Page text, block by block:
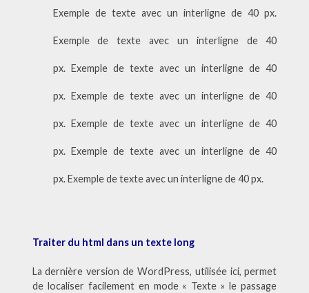
Exemple de texte avec un interligne de 40 px.
Exemple de texte avec un interligne de 40
px. Exemple de texte avec un interligne de 40
px. Exemple de texte avec un interligne de 40
px. Exemple de texte avec un interligne de 40
px. Exemple de texte avec un interligne de 40
px. Exemple de texte avec un interligne de 40 px.
Traiter du html dans un texte long
La dernière version de WordPress, utilisée ici, permet
de localiser facilement en mode « Texte » le passage